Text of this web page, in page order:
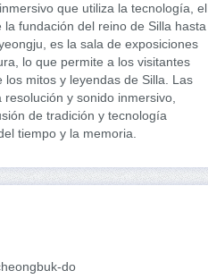
que utiliza la tecnología, el
fundación del reino de Silla hasta
es la sala de exposiciones
lo que permite a los visitantes
mitos y leyendas de Silla. Las
y sonido inmersivo,
de tradición y tecnología
tiempo y la memoria.
do